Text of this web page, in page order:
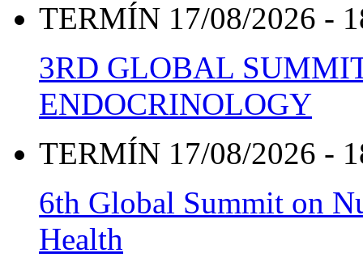
TERMÍN 17/08/2026 -
3RD GLOBAL
ENDOCRINOLOGY
TERMÍN 17/08/2026 -
6th Global Summit on
Health